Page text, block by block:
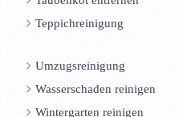
Teppichreinigung
Umzugsreinigung
Wasserschaden reinigen
Wintergarten reinigen